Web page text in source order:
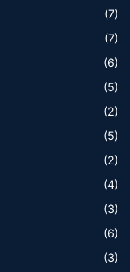
(7)
(7)
(6)
(5)
(2)
(5)
(2)
(4)
(3)
(6)
(3)